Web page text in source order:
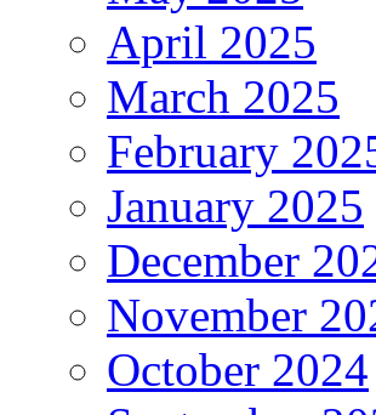
April 2025
March 2025
February
January 2025
December
November
October 2024